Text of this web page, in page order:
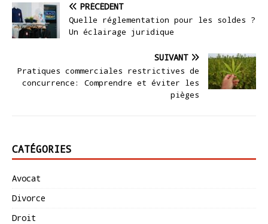
PRÉCÉDENT
Quelle réglementation pour les soldes ?
Un éclairage juridique
SUIVANT
Pratiques commerciales restrictives de
concurrence: Comprendre et éviter les
pièges
CATÉGORIES
Avocat
Divorce
Droit